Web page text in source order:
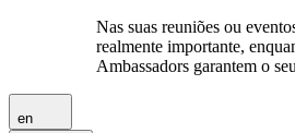
Nas suas reuniões ou
realmente importante,
Ambassadors garantem o
en